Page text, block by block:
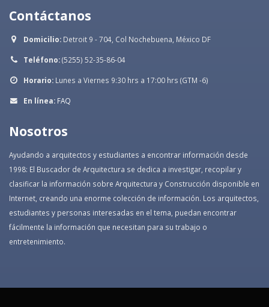
Contáctanos
Domicilio: Detroit 9 - 704, Col Nochebuena, México DF
Teléfono:(5255) 52-35-86-04
Horario: Lunes a Viernes 9:30 hrs a 17:00 hrs (GTM -6)
En línea: FAQ
Nosotros
Ayudando a arquitectos y estudiantes a encontrar información desde
1998: El Buscador de Arquitectura se dedica a investigar, recopilar y
clasificar la información sobre Arquitectura y Construcción disponible en
Internet, creando una enorme colección de información. Los arquitectos,
estudiantes y personas interesadas en el tema, puedan encontrar
fácilmente la información que necesitan para su trabajo o
entretenimiento.